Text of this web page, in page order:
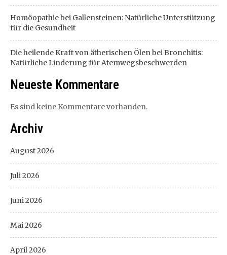
Homöopathie bei Gallensteinen: Natürliche Unterstützung
für die Gesundheit
Die heilende Kraft von ätherischen Ölen bei Bronchitis:
Natürliche Linderung für Atemwegsbeschwerden
Neueste Kommentare
Es sind keine Kommentare vorhanden.
Archiv
August 2026
Juli 2026
Juni 2026
Mai 2026
April 2026